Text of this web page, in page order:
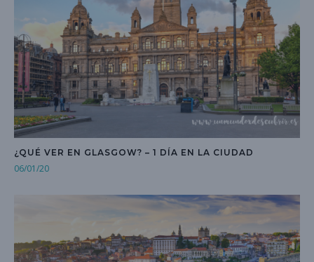
¿QUÉ VER EN GLASGOW? – 1 DÍA EN LA CIUDAD
06/01/20